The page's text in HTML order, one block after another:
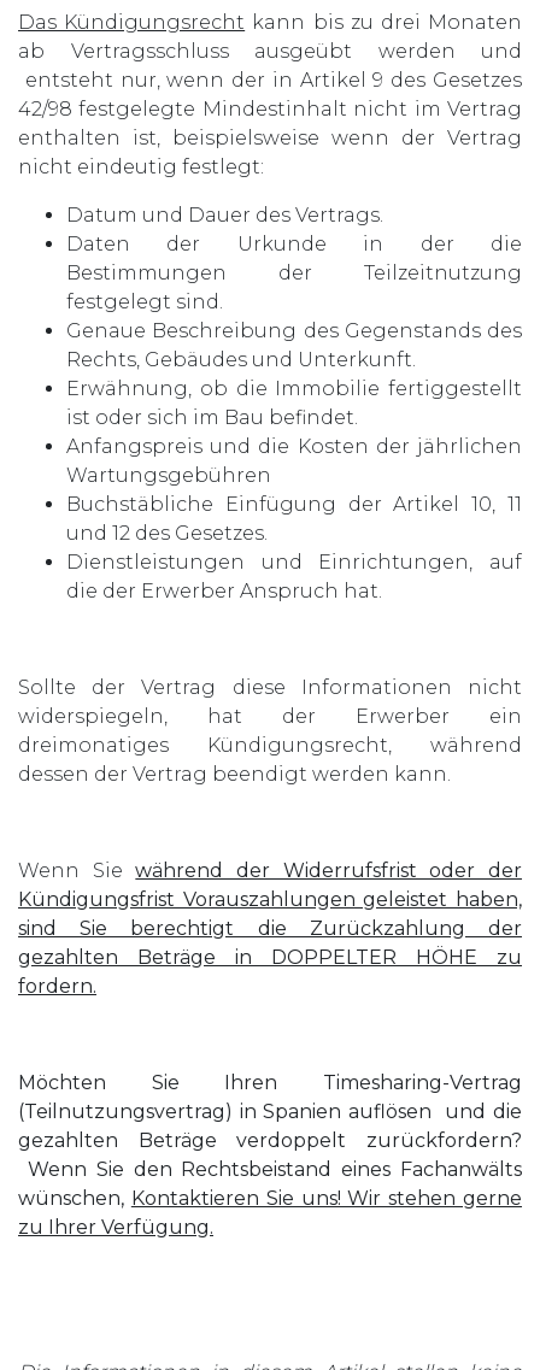
Das Kündigungsrecht kann bis zu drei Monaten
ab Vertragsschluss ausgeübt werden und
entsteht nur, wenn der in Artikel 9 des Gesetzes
42/98 festgelegte Mindestinhalt nicht im Vertrag
enthalten ist, beispielsweise wenn der Vertrag
nicht eindeutig festlegt:
Datum und Dauer des Vertrags.
Daten der Urkunde in der die
Bestimmungen der Teilzeitnutzung
festgelegt sind.
Genaue Beschreibung des Gegenstands des
Rechts, Gebäudes und Unterkunft.
Erwähnung, ob die Immobilie fertiggestellt
ist oder sich im Bau befindet.
Anfangspreis und die Kosten der jährlichen
Wartungsgebühren
Buchstäbliche Einfügung der Artikel 10, 11
und 12 des Gesetzes.
Dienstleistungen und Einrichtungen, auf
die der Erwerber Anspruch hat.
Sollte der Vertrag diese Informationen nicht
widerspiegeln, hat der Erwerber ein
dreimonatiges Kündigungsrecht, während
dessen der Vertrag beendigt werden kann.
Wenn Siewährend der Widerrufsfrist oder der
Kündigungsfrist Vorauszahlungen geleistet haben,
sind Sie berechtigt die Zurückzahlung der
gezahlten Beträge in DOPPELTER HÖHE zu
fordern.
Möchten Sie Ihren Timesharing-Vertrag
(Teilnutzungsvertrag) in Spanien auflösen und die
gezahlten Beträge verdoppelt zurückfordern?
Wenn Sie den Rechtsbeistand eines Fachanwälts
wünschen, Kontaktieren Sie uns! Wir stehen gerne
zu Ihrer Verfügung.